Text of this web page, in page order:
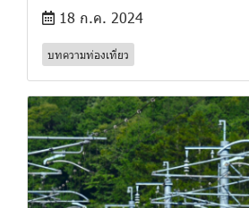
18 ก.ค. 2024
บทความท่องเที่ยว